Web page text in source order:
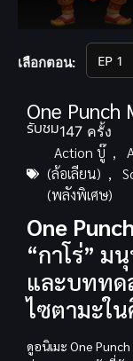
เลือกตอน:
One
รับชม147 ครั้ง
Action บู๊ ,
(ล้อเลียน) ,
(พลังพิเศษ)
One
“กาโร่” ม
และบททด
ไซตามะใ
ดูอนิเมะ One